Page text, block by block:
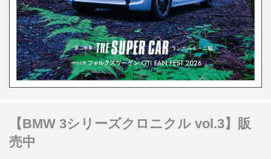
【BMW 3シリーズクロニクル vol.3】販
売中